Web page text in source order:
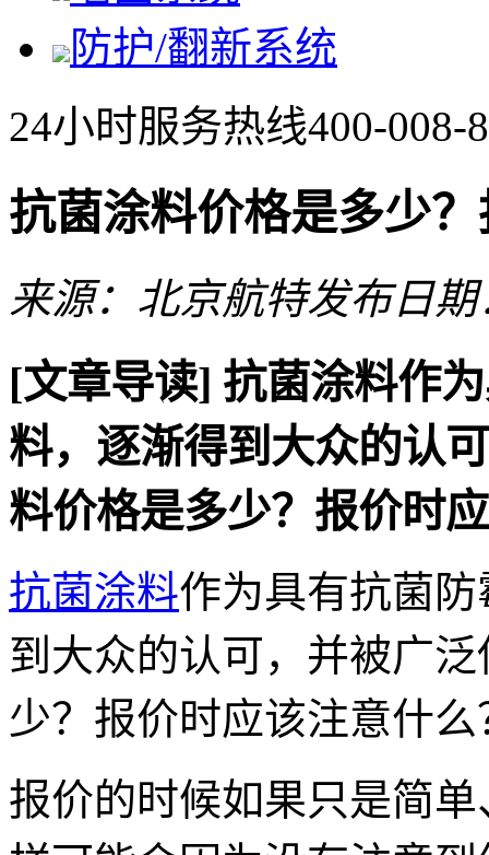
防护/翻新系统
24小时服务热线400-008-
抗菌涂料价格是多少
来源：北京航特发布日期
[文章导读] 抗菌涂料作
料，逐渐得到大众的认
料价格是多少？报价时
抗菌涂料作为具有抗菌
到大众的认可，并被广
少？报价时应该注意什么
报价的时候如果只是简